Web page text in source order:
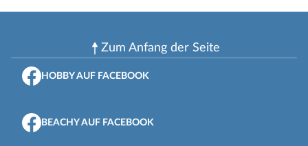
Zum Anfang der Seite
HOBBY AUF FACEBOOK
BEACHY AUF FACEBOOK